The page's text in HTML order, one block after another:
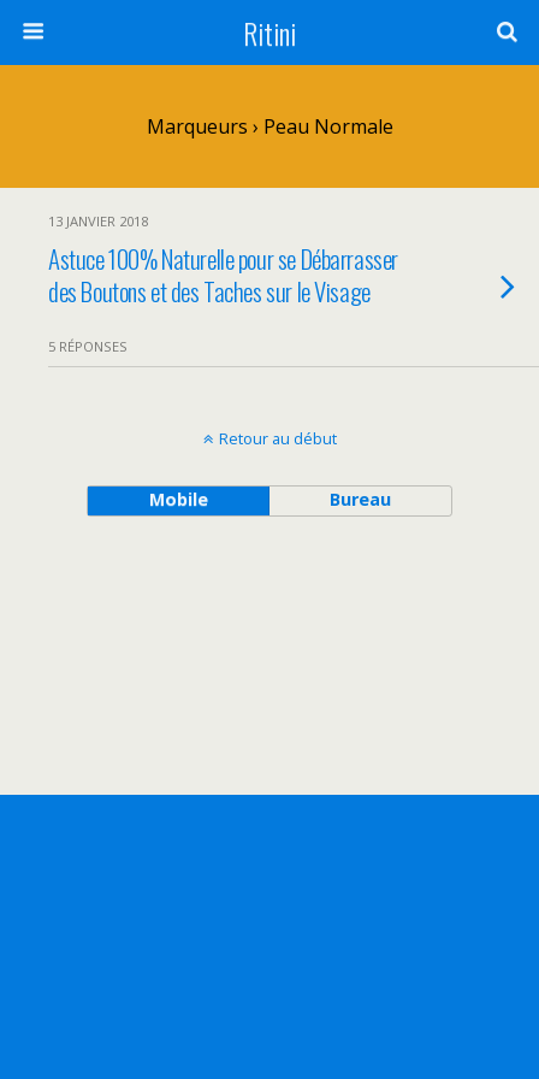
Ritini
Marqueurs › Peau Normale
13 JANVIER 2018
Astuce 100% Naturelle pour se Débarrasser
des Boutons et des Taches sur le Visage
5 RÉPONSES
Retour au début
Mobile Bureau